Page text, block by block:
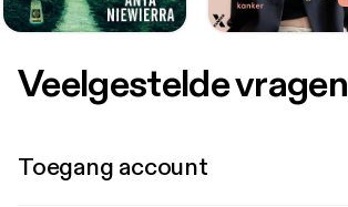
Veelgestelde vragen
Toegang account